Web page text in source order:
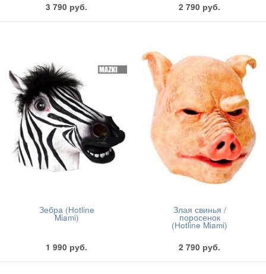
3 790 руб.
2 790 руб.
Зебра (Hotline
Miami)
1 990 руб.
Злая свинья /
поросенок
(Hotline Miami)
2 790 руб.